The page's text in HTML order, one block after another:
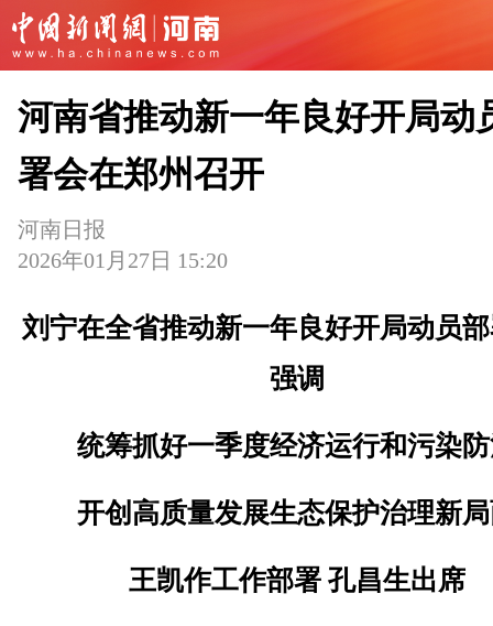
河南省推动新一年良好开局动
署会在郑州召开
河南日报
2026年01月27日 15:20
刘宁在全省推动新一年良好开局动员
强调
统筹抓好一季度经济运行和污染
开创高质量发展生态保护治理新
王凯作工作部署 孔昌生出席